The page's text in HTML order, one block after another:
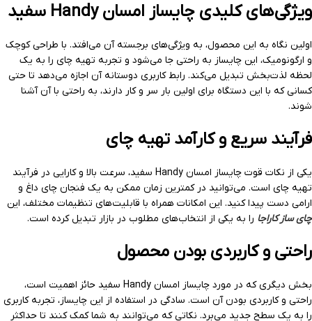
ویژگی‌های کلیدی چایساز امسان Handy سفید
اولین نگاه به این محصول، به ویژگی‌های برجسته آن می‌افتد. با طراحی کوچک
و ارگونومیک، این چایساز به راحتی جا می‌شود و تجربه تهیه چای را به یک
لحظه لذت‌بخش تبدیل می‌کند. رابط کاربری دوستانه آن اجازه می‌دهد تا حتی
کسانی که با این دستگاه برای اولین بار سر و کار دارند، به راحتی با آن آشنا
شوند.
فرآیند سریع و کارآمد تهیه چای
یکی از نکات قوت چایساز امسان Handy سفید، سرعت بالا و کارایی در فرآیند
تهیه چای است. می‌توانید در کمترین زمان ممکن به یک فنجان چای داغ و
ارامی دست پیدا کنید. این امکانات همراه با قابلیت‌های تنظیمات مختلف، این
چای ساز کاراجا را به یکی از انتخاب‌های مطلوب در بازار تبدیل کرده است.
راحتی و کاربردی بودن محصول
بخش دیگری که در مورد چایساز امسان Handy سفید حائز اهمیت است،
راحتی و کاربردی بودن آن است. سادگی در استفاده از این چایساز، تجربه کاربری
را به یک سطح جدید می‌برد. نکاتی که می‌توانند به شما کمک کنند تا حداکثر